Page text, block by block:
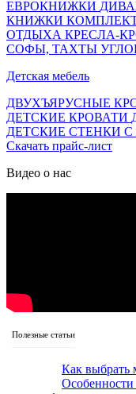
ЕВРОКНИЖКИ
КНИЖКИ
ОТДЫХА КРЕСЛА-
СОФЫ, ТАХТЫ
Детская мебель
ДВУХЪЯРУСНЫЕ
ДЕТСКИЕ КРОВАТИ
ДЕТСКИЕ СТЕНКИ
Скачать прайс-лист
Видео о нас
Полезные статьи
Как выбрать
Особенности